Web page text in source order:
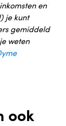
en
je kunt
gemiddeld
weten
ook